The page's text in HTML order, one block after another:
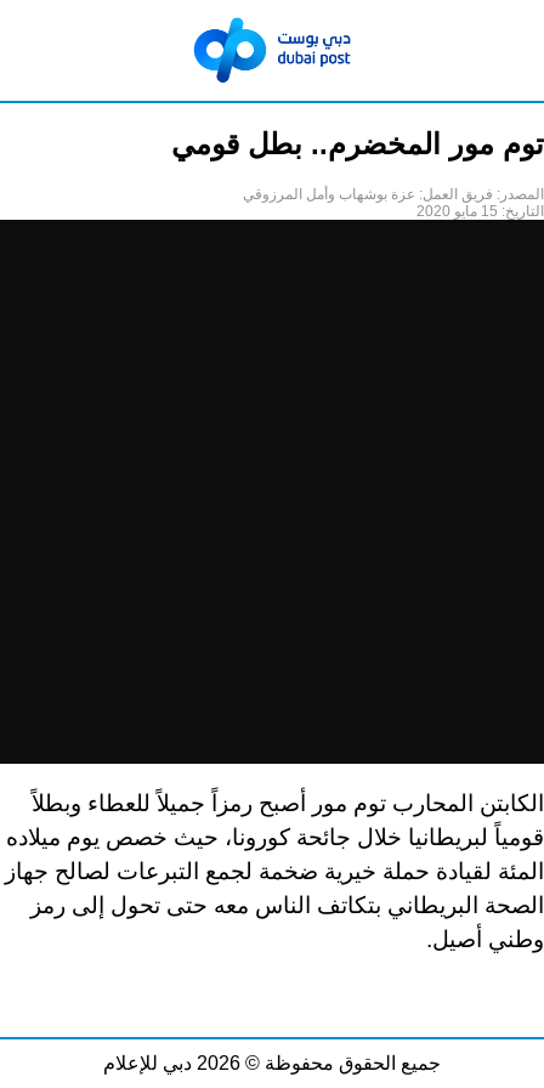
توم مور المخضرم.. بطل قومي
المصدر: فريق العمل: عزة بوشهاب وأمل المرزوقي
التاريخ: 15 مايو 2020
الكابتن المحارب توم مور أصبح رمزاً جميلاً للعطاء وبطلاً
قومياً لبريطانيا خلال جائحة كورونا، حيث خصص يوم ميلاده
المئة لقيادة حملة خيرية ضخمة لجمع التبرعات لصالح جهاز
الصحة البريطاني بتكاتف الناس معه حتى تحول إلى رمز
وطني أصيل.
جميع الحقوق محفوظة © 2026 دبي للإعلام